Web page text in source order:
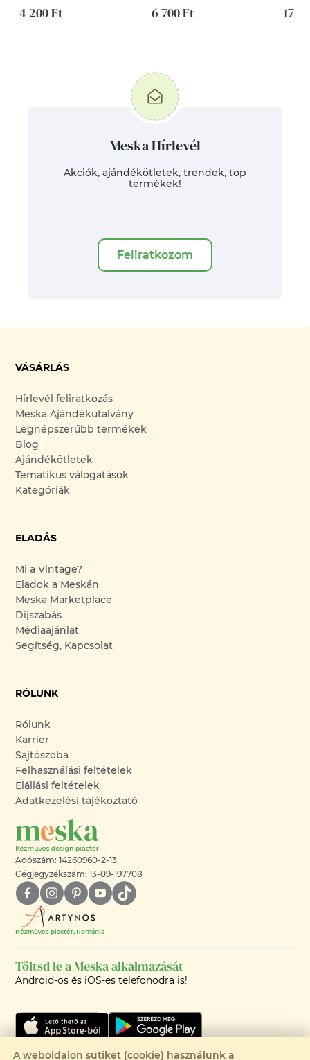
szemüvegtok - Artiroka
design
4 200 Ft 6 700 Ft 17
Meska Hírlevél
Akciók, ajándékötletek, trendek, top
termékek!
Feliratkozom
VÁSÁRLÁS
Hírlevél feliratkozás
Meska Ajándékutalvány
Legnépszerűbb termékek
Blog
Ajándékötletek
Tematikus válogatások
Kategóriák
ELADÁS
Mi a Vintage?
Eladok a Meskán
Meska Marketplace
Díjszabás
Médiaajánlat
Segítség, Kapcsolat
RÓLUNK
Rólunk
Karrier
Sajtószoba
Felhasználási feltételek
Elállási feltételek
Adatkezelési tájékoztató
Adószám: 14260960-2-13
Cégjegyzékszám: 13-09-197708
Kézműves piactér, Románia
Töltsd le a Meska alkalmazását
Android-os és iOS-es telefonodra is!
A weboldalon sütiket (cookie) használunk a